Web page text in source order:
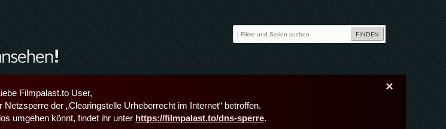
×
Filmpalast.to User,
der „Clearingstelle Urheberrecht im Internet“ betroffen.
umgehen könnt, findet ihr unter https://filmpalast.to/dns-sperre.